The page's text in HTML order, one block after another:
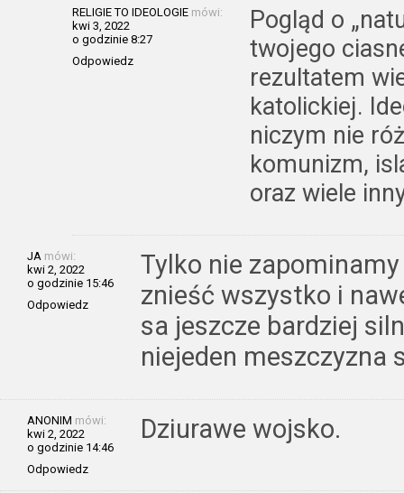
RELIGIE TO IDEOLOGIE mówi:
kwi 3, 2022
o godzinie 8:27
Odpowiedz
Pogląd o
twojego
rezultatem
katolickiej.
niczym nie
komunizm,
oraz wiele
JA mówi:
kwi 2, 2022
o godzinie 15:46
Odpowiedz
Tylko nie
znieść wszystko i
sa jeszcze bardziej
niejeden meszczyzna
ANONIM mówi:
kwi 2, 2022
o godzinie 14:46
Odpowiedz
Dziurawe wojsko.